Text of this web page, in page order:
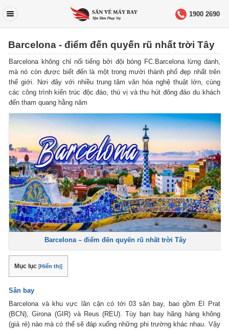
1900 2690
Barcelona - điểm đến quyến rũ nhất trời Tây
Barcelona không chỉ nổi tiếng bởi đội bóng FC.Barcelona lừng danh,
mà nó còn được biết đến là một trong mười thành phố đẹp nhất trên
thế giới. Nơi đây với nhiều trung tâm văn hóa nghệ thuật lớn, cùng
các công trình kiến trúc độc đáo, thú vị và thu hút đông đảo du khách
đến tham quang hằng năm
Barcelona – điểm đến quyến rũ nhất trời Tây
Mục lục [Hiển thị]
Sân bay
Barcelona và khu vực lân cận có tới 03 sân bay, bao gồm El Prat
(BCN), Girona (GIR) và Reus (REU). Tùy bạn bay hãng hàng không
(giá rẻ) nào mà có thể sẽ đáp xuống những phi trường khác nhau. Vậy